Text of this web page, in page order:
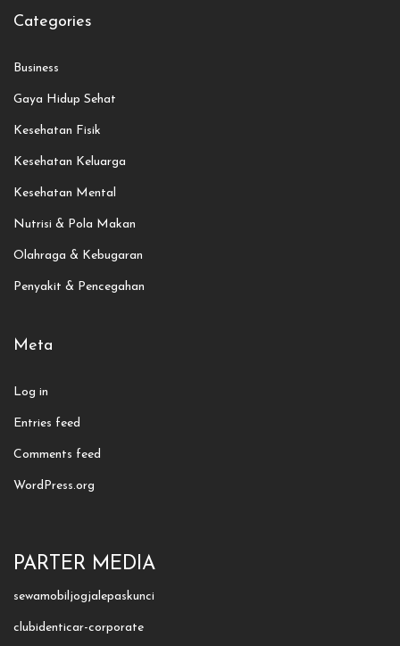
Categories
Business
Gaya Hidup Sehat
Kesehatan Fisik
Kesehatan Keluarga
Kesehatan Mental
Nutrisi & Pola Makan
Olahraga & Kebugaran
Penyakit & Pencegahan
Meta
Log in
Entries feed
Comments feed
WordPress.org
PARTER MEDIA
sewamobiljogjalepaskunci
clubidenticar-corporate